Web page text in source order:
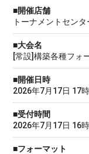
■開催店舗
トーナメントセンタ
■大会名
[常設]構築各種フォ
■開催日時
2026年7月17日 17
■受付時間
2026年7月17日 16
■フォーマット